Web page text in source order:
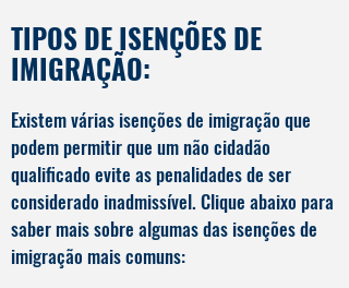
TIPOS DE ISENÇÕES DE
IMIGRAÇÃO:
Existem várias isenções de imigração que
podem permitir que um não cidadão
qualificado evite as penalidades de ser
considerado inadmissível. Clique abaixo para
saber mais sobre algumas das isenções de
imigração mais comuns: